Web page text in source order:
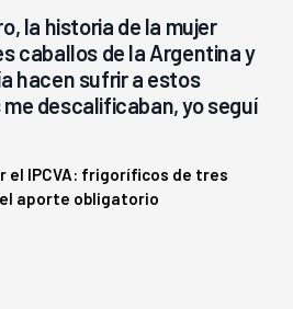
la historia de la mujer
caballos de la Argentina y
hacen sufrir a estos
descalificaban, yo seguí